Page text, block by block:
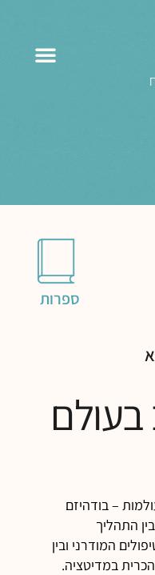
ספרות
– בודהיזם
התהליך
המודרני ובין
במדיטציה.